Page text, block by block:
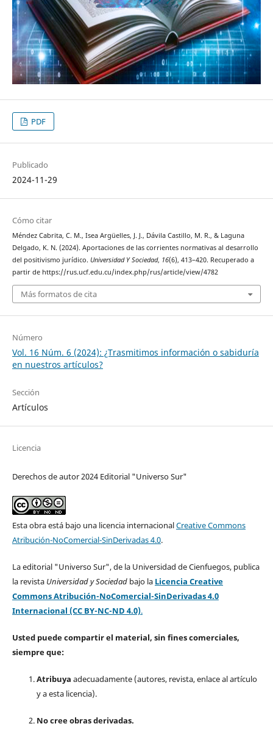
PDF
Publicado
2024-11-29
Cómo citar
Méndez Cabrita, C. M., Isea Argüelles, J. J., Dávila Castillo, M. R., & Laguna
Delgado, K. N. (2024). Aportaciones de las corrientes normativas al desarrollo
del positivismo jurídico. Universidad Y Sociedad, 16(6), 413–420. Recuperado a
partir de https://rus.ucf.edu.cu/index.php/rus/article/view/4782
Más formatos de cita
Número
Vol. 16 Núm. 6 (2024): ¿Trasmitimos información o sabiduría
en nuestros artículos?
Sección
Artículos
Licencia
Derechos de autor 2024 Editorial "Universo Sur"
Esta obra está bajo una licencia internacionalCreative Commons
Atribución-NoComercial-SinDerivadas 4.0.
La editorial "Universo Sur", de la Universidad de Cienfuegos, publica
la revista Universidad y Sociedad bajo la Licencia Creative
Commons Atribución-NoComercial-SinDerivadas 4.0
Internacional (CC BY-NC-ND 4.0).
Usted puede compartir el material, sin fines comerciales,
siempre que:
Atribuya adecuadamente (autores, revista, enlace al artículo
y a esta licencia).
No cree obras derivadas.